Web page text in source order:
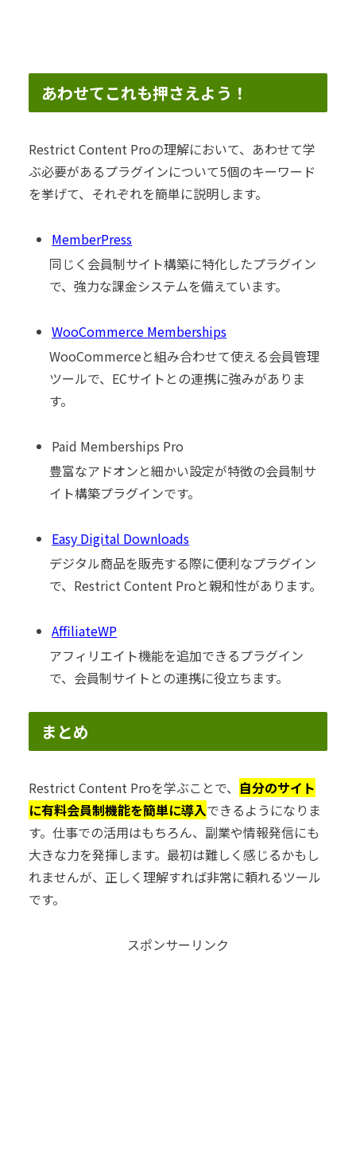
あわせてこれも押さえよう！
Restrict Content Proの理解において、あわせて学
ぶ必要があるプラグインについて5個のキーワード
を挙げて、それぞれを簡単に説明します。
MemberPress
同じく会員制サイト構築に特化したプラグイン
で、強力な課金システムを備えています。
WooCommerce Memberships
WooCommerceと組み合わせて使える会員管理
ツールで、ECサイトとの連携に強みがありま
す。
Paid Memberships Pro
豊富なアドオンと細かい設定が特徴の会員制サ
イト構築プラグインです。
Easy Digital Downloads
デジタル商品を販売する際に便利なプラグイン
で、Restrict Content Proと親和性があります。
AffiliateWP
アフィリエイト機能を追加できるプラグイン
で、会員制サイトとの連携に役立ちます。
まとめ
Restrict Content Proを学ぶことで、 自分のサイト
に有料会員制機能を簡単に導入できるようになりま
す。仕事での活用はもちろん、副業や情報発信にも
大きな力を発揮します。最初は難しく感じるかもし
れませんが、正しく理解すれば非常に頼れるツール
です。
スポンサーリンク